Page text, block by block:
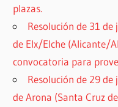
plazas.
Resolución de 31
de Elx/Elche (Alicante/
convocatoria para
Resolución de 29
de Arona (Santa Cruz